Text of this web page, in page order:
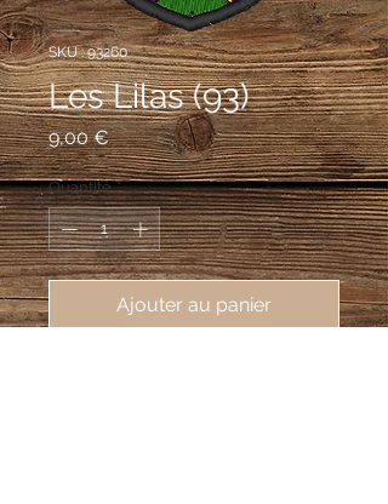
SKU : 93260
Les Lilas (93)
9,00 €Prix
Quantité *
Ajouter au panier